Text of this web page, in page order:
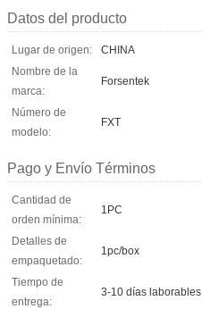
Datos del producto
Lugar de origen:
CHINA
Nombre de la
marca:
Forsentek
Número de
modelo:
FXT
Pago y Envío Términos
Cantidad de
orden mínima:
1PC
Detalles de
empaquetado:
1pc/box
Tiempo de
entrega:
3-10 días laborables